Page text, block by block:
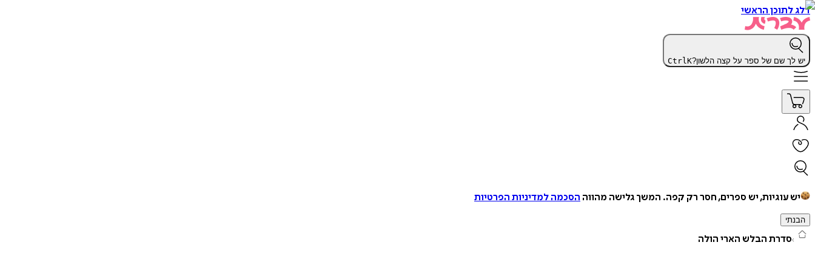
דלג לתוכן הראשי
יש לך שם של ספר על קצה הלשון? CtrlK
יש עוגיות, יש ספרים, חסר רק קפה. המשך גלישה מהווה הסכמה למדיניות הפרטיות
הבנתי
סדרת הבלש הארי הולה